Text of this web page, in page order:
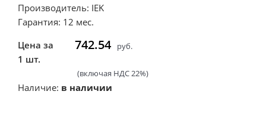
Производитель: IEK
Гарантия: 12 мес.
Цена за
1 шт.
742.54 руб.
(включая НДС 22%)
Наличие: в наличии